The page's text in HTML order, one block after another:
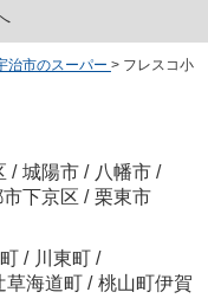
治市のスーパー > フレスコ小
/ 城陽市 / 八幡市 /
下京区 / 栗東市
/ 川東町 /
草海道町 / 桃山町伊賀